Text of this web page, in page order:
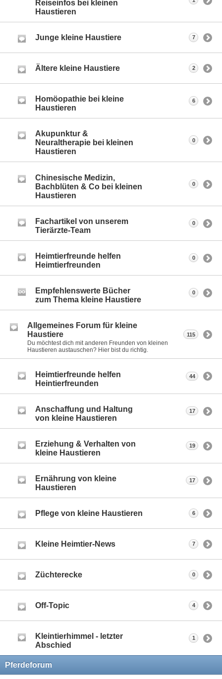
Reiseinfos bei kleinen
Haustieren
Junge kleine Haustiere 7
Ältere kleine Haustiere 2
Homöopathie bei kleine
Haustieren
6
Akupunktur &
Neuraltherapie bei kleinen
Haustieren
0
Chinesische Medizin,
Bachblüten & Co bei kleinen
Haustieren
0
Fachartikel von unserem
Tierärzte-Team
0
Heimtierfreunde helfen
Heimtierfreunden
0
Empfehlenswerte Bücher
zum Thema kleine Haustiere
0
Allgemeines Forum für kleine
Haustiere
Du möchtest dich mit anderen Freunden von kleinen
Haustieren austauschen? Hier bist du richtig.
115
Heimtierfreunde helfen
Heintierfreunden
44
Anschaffung und Haltung
von kleine Haustieren
17
Erziehung & Verhalten von
kleine Haustieren
19
Ernährung von kleine
Haustieren
17
Pflege von kleine Haustieren 6
Kleine Heimtier-News 7
Züchterecke 0
Off-Topic 4
Kleintierhimmel - letzter
Abschied
1
Pferdeforum